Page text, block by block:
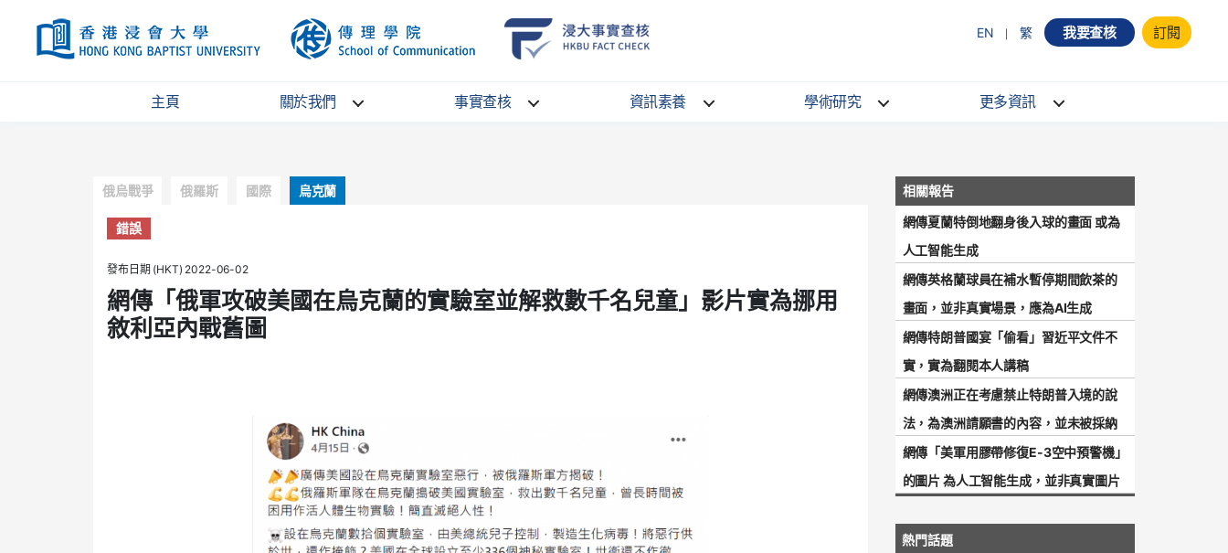
HKBU
School
Communication
EN 繁 我要查核 訂閱
主頁 關於我們 事實查核 資訊素養 學術研究 更多資訊
Categories
俄烏戰爭 俄羅斯 國際 烏克蘭
錯誤
發布日期 (HKT) 2022-06-02
網傳「俄軍攻破美國在烏克蘭的實驗室並解救數千名兒童」影片實為挪用
敘利亞內戰舊圖
網傳夏蘭特倒地翻身後入球的畫面 或為
人工智能生成
網傳英格蘭球員在補水暫停期間飲茶的
畫面，並非真實場景，應為AI生成
網傳特朗普國宴「偷看」習近平文件不
實，實為翻閱本人講稿
網傳澳洲正在考慮禁止特朗普入境的說
法，為澳洲請願書的內容，並未被採納
網傳「美軍用膠帶修復E-3空中預警機」
的圖片 為人工智能生成，並非真實圖片
熱門話題